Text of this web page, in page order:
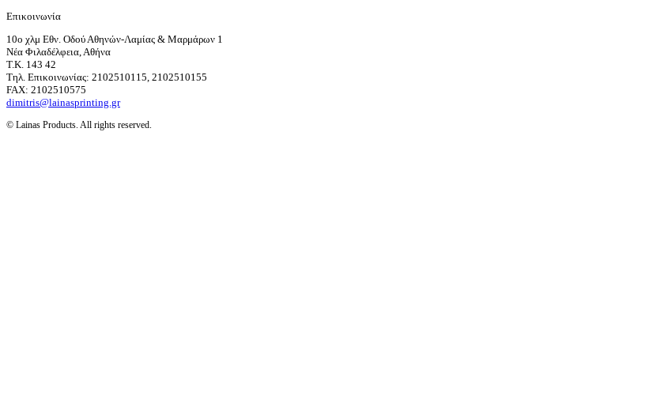
Επικοινωνία
10ο χλμ Εθν. Οδού Αθηνών-Λαμίας & Μαρμάρων 1
Νέα Φιλαδέλφεια, Αθήνα
T.K. 143 42
Τηλ. Επικοινωνίας: 2102510115, 2102510155
FAX: 2102510575
dimitris@lainasprinting.gr
© Lainas Products. All rights reserved.